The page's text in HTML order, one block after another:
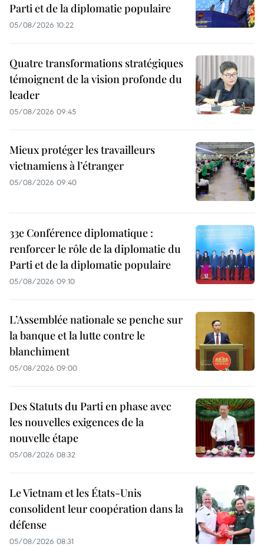
Parti et de la diplomatie populaire
05/08/2026 10:22
Quatre transformations stratégiques
témoignent de la vision profonde du
leader
05/08/2026 09:45
Mieux protéger les travailleurs
vietnamiens à l’étranger
05/08/2026 09:40
33e Conférence diplomatique :
renforcer le rôle de la diplomatie du
Parti et de la diplomatie populaire
05/08/2026 09:10
L’Assemblée nationale se penche sur
la banque et la lutte contre le
blanchiment
05/08/2026 09:00
Des Statuts du Parti en phase avec
les nouvelles exigences de la
nouvelle étape
05/08/2026 08:32
Le Vietnam et les États-Unis
consolident leur coopération dans la
défense
05/08/2026 08:31